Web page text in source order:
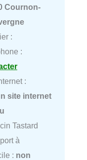
Cournon-
:
:
:
site internet
Tastard
à
: non